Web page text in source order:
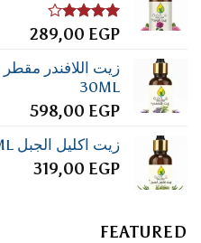
تم
من
5
289,00 EGP
30ML
598,00 EGP
زيت اكليل الجبل Rosemary Oil 30ML
319,00 EGP
FEATURED